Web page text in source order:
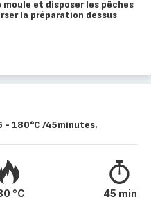
et disposer les pêches
la préparation dessus
- 180°C /45minutes.
°C 45 min